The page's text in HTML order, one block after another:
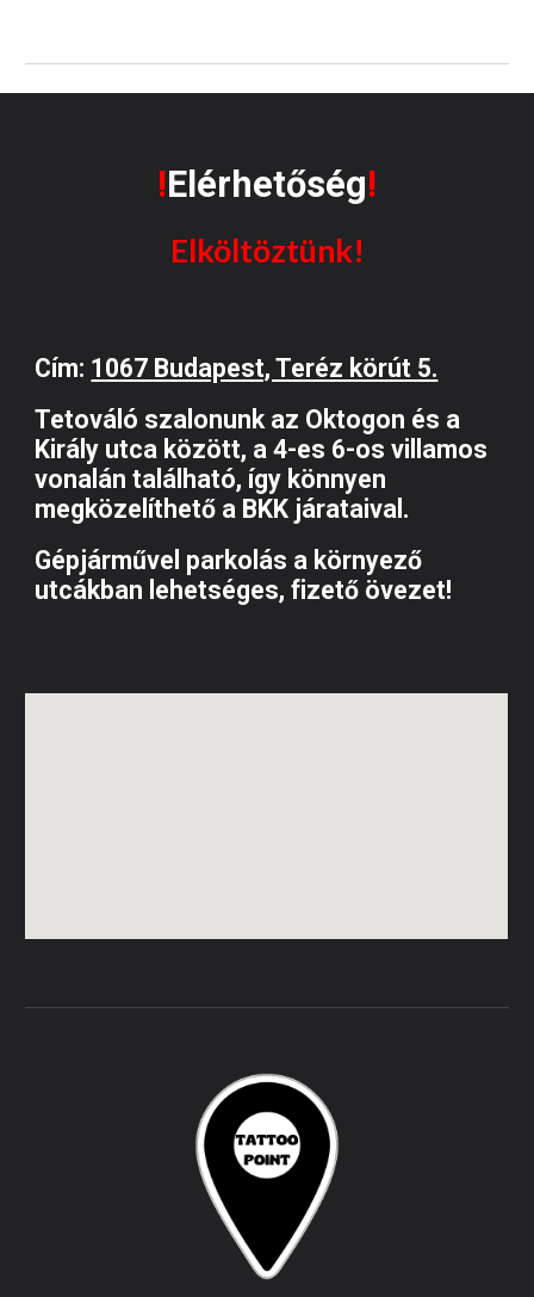
!Elérhetőség!
Elköltöztünk!
Cím: 1067 Budapest, Teréz körút 5.
Tetováló szalonunk az Oktogon és a
Király utca között, a4-es 6-os villamos
vonalán található, így könnyen
megközelíthető a BKK járataival.
Gépjárművel parkolás a környező
utcákban lehetséges, fizető övezet!